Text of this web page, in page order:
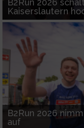
B2Run 2026
Kaiserslautern
B2Run 2026
auf